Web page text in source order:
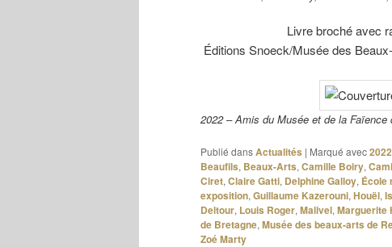
Livre broché avec
Éditions Snoeck/Musée des
2022 – Amis du Musée et de la
Publié dansActualités | Marqué avec2022
Beaufils, Beaux-Arts, Camille Boiry,
Ciret, Claire Gatti, Delphine Galloy, École
exposition, Guillaume Kazerouni, Houël,
Deltour, Louis Roger, Malivel, Marguerite
de Bretagne, Musée des beaux-arts de
Zoé Marty